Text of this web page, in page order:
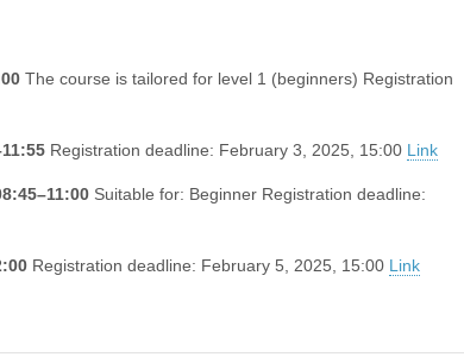
The course is tailored for level 1 (beginners) Registration
Registration deadline: February 3, 2025, 15:00 Link
Suitable for: Beginner Registration deadline:
Registration deadline: February 5, 2025, 15:00 Link